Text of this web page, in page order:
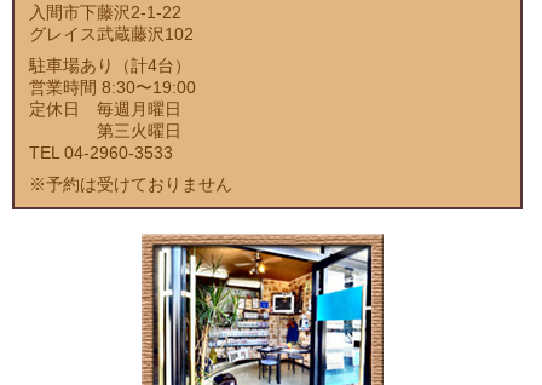
入間市下藤沢2-1-22
グレイス武蔵藤沢102
駐車場あり（計4台）
営業時間 8:30〜19:00
定休日 毎週月曜日
第三火曜日
TEL 04-2960-3533
※予約は受けておりません